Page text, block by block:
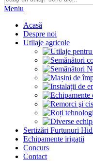
Meniu
Acasă
Despre noi
Utilaje agricole
Sertizări Furtunuri
Echipamente irigaţii
Concurs
Contact